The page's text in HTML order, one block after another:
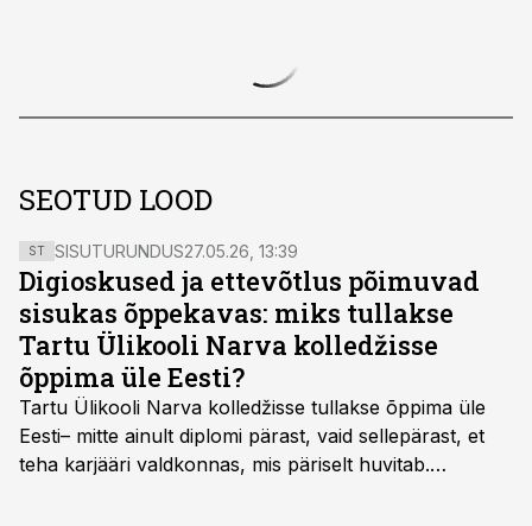
SEOTUD LOOD
ST SISUTURUNDUS27.05.26, 13:39
Digioskused ja ettevõtlus põimuvad
sisukas õppekavas: miks tullakse
Tartu Ülikooli Narva kolledžisse
õppima üle Eesti?
Tartu Ülikooli Narva kolledžisse tullakse õppima üle
Eesti– mitte ainult diplomi pärast, vaid sellepärast, et
teha karjääri valdkonnas, mis päriselt huvitab.